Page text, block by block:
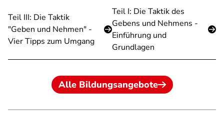
Teil III: Die Taktik
"Geben und Nehmen" -
Vier Tipps zum Umgang
Teil I: Die Taktik des
Gebens und Nehmens -
Einführung und
Grundlagen
Alle Bildungsangebote